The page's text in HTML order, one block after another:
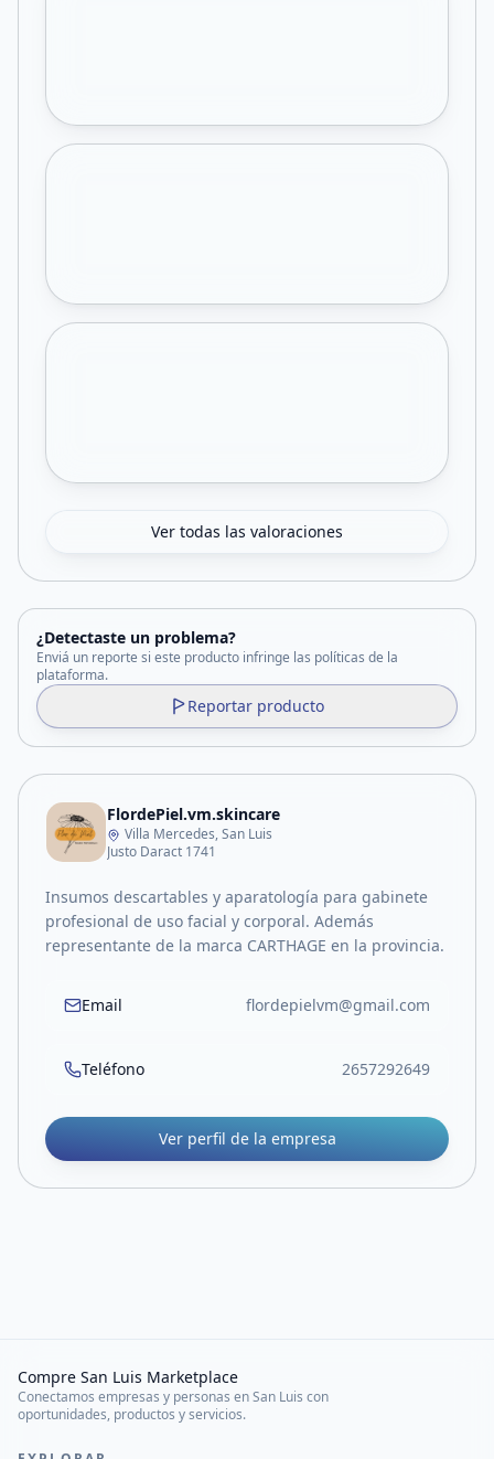
Ver todas las valoraciones
¿Detectaste un problema?
Enviá un reporte si este producto infringe las políticas de la
plataforma.
Reportar producto
FlordePiel.vm.skincare
Villa Mercedes, San Luis
Justo Daract 1741
Insumos descartables y aparatología para gabinete
profesional de uso facial y corporal. Además
representante de la marca CARTHAGE en la provincia.
Email flordepielvm@gmail.com
Teléfono 2657292649
Ver perfil de la empresa
Compre San Luis Marketplace
Conectamos empresas y personas en San Luis con
oportunidades, productos y servicios.